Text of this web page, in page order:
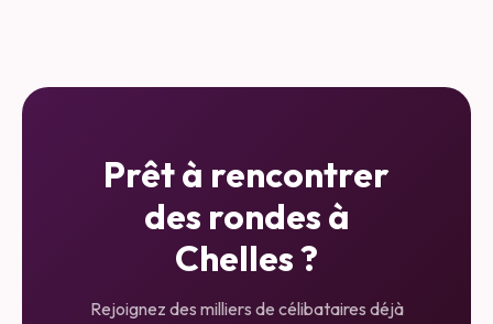
Prêt à rencontrer
des rondes à
Chelles?
Rejoignez des milliers de célibataires déjà